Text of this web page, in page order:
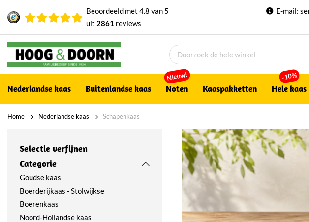
Beoordeeld met 4.8 van 5
uit 2861 reviews
E-mail:
Nederlandse kaas Buitenlandse kaas Noten
Nieuw!
Kaaspakketten Hele kaas
-10%
Home Nederlandse kaas Schapenkaas
Selectie verfijnen
Categorie
Goudse kaas
Boerderijkaas - Stolwijkse
Boerenkaas
Noord-Hollandse kaas